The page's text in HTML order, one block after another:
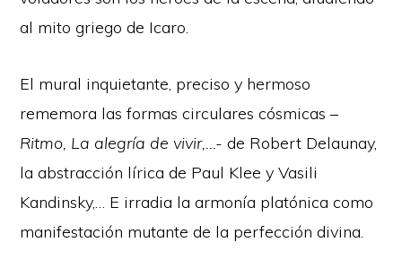
al mito griego de Icaro.
El mural inquietante, preciso y hermoso
rememora las formas circulares cósmicas –
Ritmo, La alegría de vivir,…- de Robert Delaunay,
la abstracción lírica de Paul Klee y Vasili
Kandinsky,… E irradia la armonía platónica como
manifestación mutante de la perfección divina.